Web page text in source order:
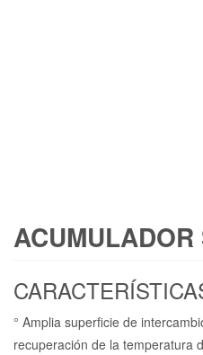
° Amplia superficie de
recuperación de la temperatura